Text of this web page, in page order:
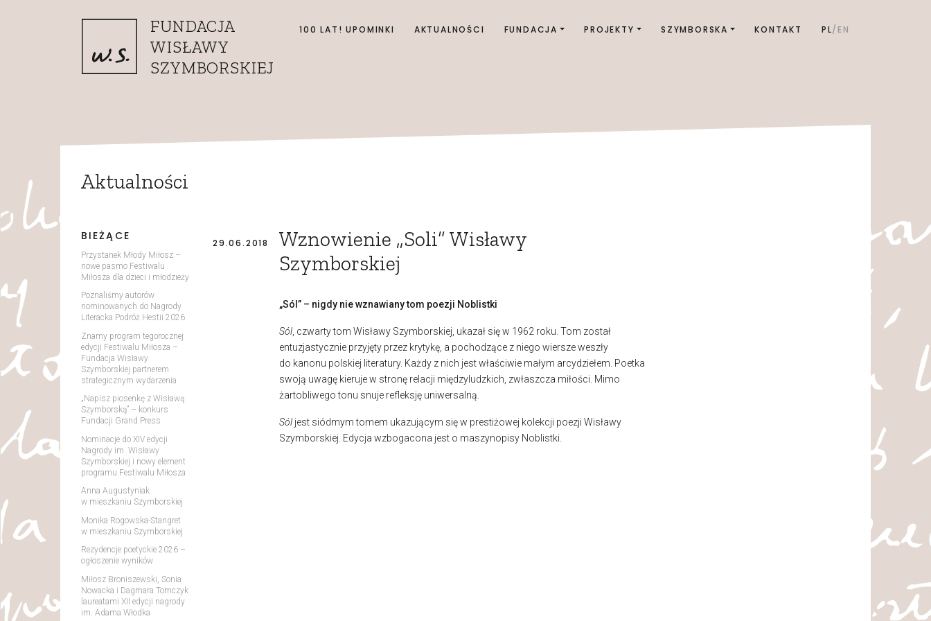
FUNDACJA
WISŁAWY
SZYMBORSKIEJ
100 LAT! UPOMINKI AKTUALNOŚCI FUNDACJA PROJEKTY SZYMBORSKA KONTAKT PL EN
Aktualności
BIEŻĄCE
Przystanek Młody Miłosz –
nowe pasmo Festiwalu
Miłosza dla dzieci i młodzieży
Poznaliśmy autorów
nominowanych do Nagrody
Literacka Podróż Hestii 2026
Znamy program tegorocznej
edycji Festiwalu Miłosza –
Fundacja Wisławy
Szymborskiej partnerem
strategicznym wydarzenia
„Napisz piosenkę z Wisławą
Szymborską” – konkurs
Fundacji Grand Press
Nominacje do XIV edycji
Nagrody im. Wisławy
Szymborskiej i nowy element
programu Festiwalu Miłosza
Anna Augustyniak
w mieszkaniu Szymborskiej
Monika Rogowska-Stangret
w mieszkaniu Szymborskiej
Rezydencje poetyckie 2026 –
ogłoszenie wyników
Miłosz Broniszewski, Sonia
Nowacka i Dagmara Tomczyk
laureatami XII edycji nagrody
im. Adama Włodka
29.06.2018
Wznowienie „Soli” Wisławy
Szymborskiej
„Sól” – nigdy nie wznawiany tom poezji Noblistki
Sól , czwarty tom Wisławy Szymborskiej, ukazał się w 1962 roku. Tom został
entuzjastycznie przyjęty przez krytykę, a pochodzące z niego wiersze weszły
do kanonu polskiej literatury. Każdy z nich jest właściwie małym arcydziełem. Poetka
swoją uwagę kieruje w stronę relacji międzyludzkich, zwłaszcza miłości. Mimo
żartobliwego tonu snuje refleksję uniwersalną.
Sól jest siódmym tomem ukazującym się w prestiżowej kolekcji poezji Wisławy
Szymborskiej. Edycja wzbogacona jest o maszynopisy Noblistki.